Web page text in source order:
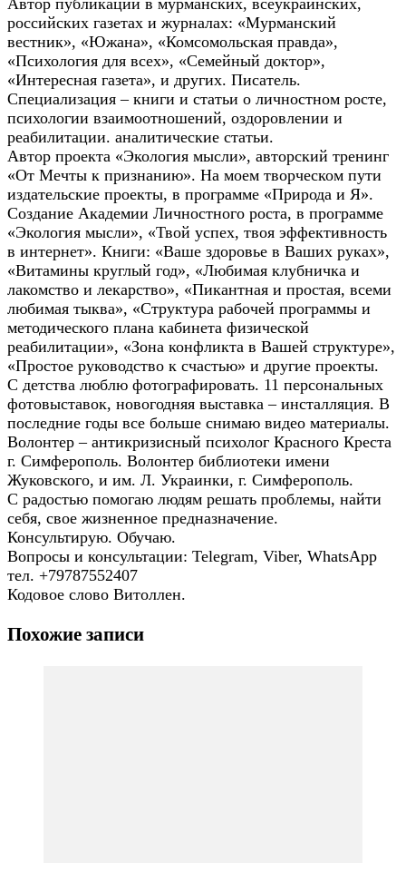
Автор публикаций в мурманских, всеукраинских,
российских газетах и журналах: «Мурманский
вестник», «Южана», «Комсомольская правда»,
«Психология для всех», «Семейный доктор»,
«Интересная газета», и других. Писатель.
Специализация – книги и статьи о личностном росте,
психологии взаимоотношений, оздоровлении и
реабилитации. аналитические статьи.
Автор проекта «Экология мысли», авторский тренинг
«От Мечты к признанию». На моем творческом пути
издательские проекты, в программе «Природа и Я».
Создание Академии Личностного роста, в программе
«Экология мысли», «Твой успех, твоя эффективность
в интернет». Книги: «Ваше здоровье в Ваших руках»,
«Витамины круглый год», «Любимая клубничка и
лакомство и лекарство», «Пикантная и простая, всеми
любимая тыква», «Структура рабочей программы и
методического плана кабинета физической
реабилитации», «Зона конфликта в Вашей структуре»,
«Простое руководство к счастью» и другие проекты.
С детства люблю фотографировать. 11 персональных
фотовыставок, новогодняя выставка – инсталляция. В
последние годы все больше снимаю видео материалы.
Волонтер – антикризисный психолог Красного Креста
г. Симферополь. Волонтер библиотеки имени
Жуковского, и им. Л. Украинки, г. Симферополь.
С радостью помогаю людям решать проблемы, найти
себя, свое жизненное предназначение.
Консультирую. Обучаю.
Вопросы и консультации: Telegram, Viber, WhatsApp
тел. +79787552407
Кодовое слово Витоллен.
Похожие записи